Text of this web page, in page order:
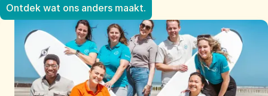
Ontdek wat ons anders maakt.